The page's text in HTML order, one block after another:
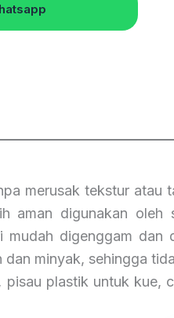
merusak tekstur atau
digunakan oleh
digenggam dan
minyak, sehingga
plastik untuk kue,